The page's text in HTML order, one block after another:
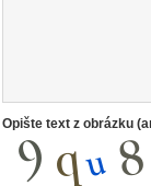
Opište text z obrázku